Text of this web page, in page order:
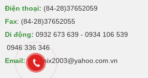
Điện thoại: (84-28)37652059
Fax: (84-28)37652055
Di động: 0932 673 639 - 0934 106 539
0946 336 346
Email:intermix2003@yahoo.com.vn